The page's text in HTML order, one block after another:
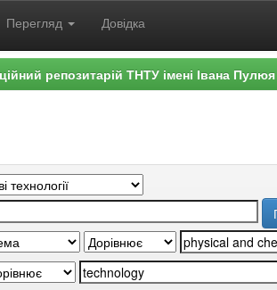
Перегляд Довідка
репозитарій ТНТУ імені Івана Пулюя